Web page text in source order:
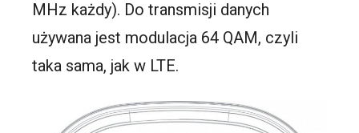
MHz każdy). Do transmisji danych
używana jest modulacja 64 QAM, czyli
taka sama, jak w LTE.